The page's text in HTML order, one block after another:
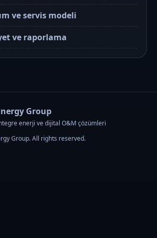
ve servis modeli
ve raporlama
Group
enerji ve dijital O&M çözümleri
Group. All rights reserved.